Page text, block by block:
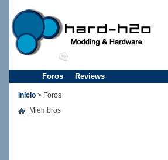
Foros Reviews
Inicio > Foros
Miembros